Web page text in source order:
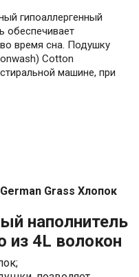
гипоаллергенный
обеспечивает
время сна. Подушку
Cotton
машине, при
Grass Хлопок
наполнитель
из 4L волокон